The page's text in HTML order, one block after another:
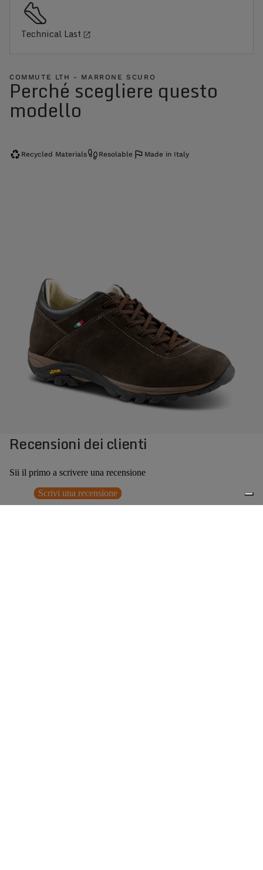
Technical Last
COMMUTE LTH - MARRONE SCURO
Perché scegliere questo
modello
Recycled Materials Resolable Made in Italy
Recensioni dei clienti
Sii il primo a scrivere una recensione
Scrivi una recensione